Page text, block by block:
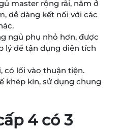
master rộng rãi, nằm ở
dễ dàng kết nối với các
ngủ phụ nhỏ hơn, được
lý để tận dụng diện tích
có lối vào thuận tiện.
khép kín, sử dụng chung
4 có 3